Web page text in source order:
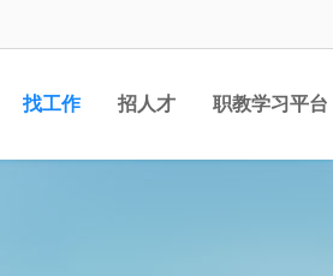
找工作 招人才 职教学习平台